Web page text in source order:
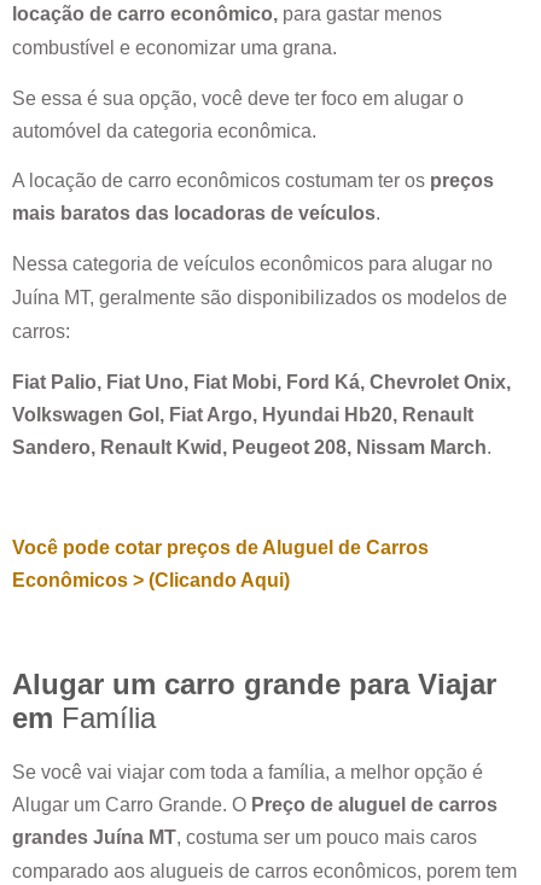
locação de carro econômico, para gastar menos
combustível e economizar uma grana.
Se essa é sua opção, você deve ter foco em alugar o
automóvel da categoria econômica.
A locação de carro econômicos costumam ter os preços
mais baratos das locadoras de veículos.
Nessa categoria de veículos econômicos para alugar no
Juína MT, geralmente são disponibilizados os modelos de
carros:
Fiat Palio, Fiat Uno, Fiat Mobi, Ford Ká, Chevrolet Onix,
Volkswagen Gol, Fiat Argo, Hyundai Hb20, Renault
Sandero, Renault Kwid, Peugeot 208, Nissam March.
Você pode cotar preços de Aluguel de Carros
Econômicos > (Clicando Aqui)
Alugar um carro grande para Viajar
em Família
Se você vai viajar com toda a família, a melhor opção é
Alugar um Carro Grande. O Preço de aluguel de carros
grandes Juína MT, costuma ser um pouco mais caros
comparado aos alugueis de carros econômicos, porem tem